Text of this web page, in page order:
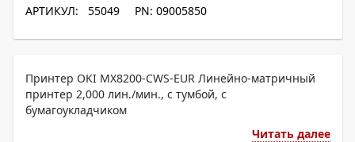
АРТИКУЛ: 55049 PN: 09005850
Принтер OKI MX8200-CWS-EUR Линейно-матричный
принтер 2,000 лин./мин., с тумбой, c
бумагоукладчиком
Читать далее